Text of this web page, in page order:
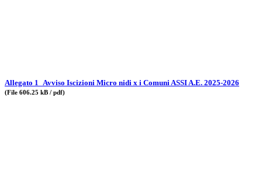
Allegato 1_Avviso Iscizioni Micro nidi x i Comuni ASSI A.E. 2025-2026
(File 606.25 kB / pdf)